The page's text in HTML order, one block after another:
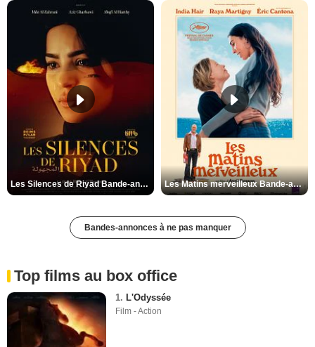
Les Silences de Riyad Bande-annonce VO STFR Les Matins merveilleux Bande-annonce VF
Bandes-annonces à ne pas manquer
Top films au box office
1. L'Odyssée
Film - Action